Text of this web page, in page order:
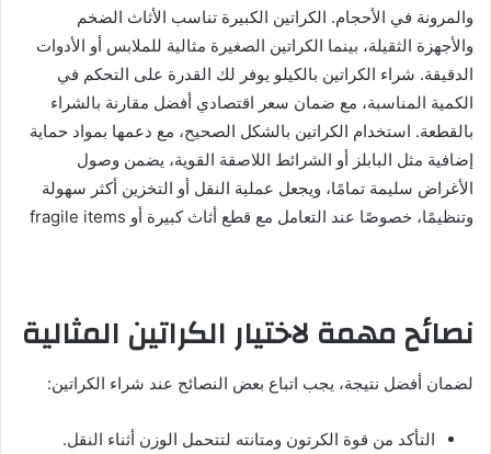
والمرونة في الأحجام. الكراتين الكبيرة تناسب الأثاث الضخم
والأجهزة الثقيلة، بينما الكراتين الصغيرة مثالية للملابس أو الأدوات
الدقيقة. شراء الكراتين بالكيلو يوفر لك القدرة على التحكم في
الكمية المناسبة، مع ضمان سعر اقتصادي أفضل مقارنة بالشراء
بالقطعة. استخدام الكراتين بالشكل الصحيح، مع دعمها بمواد حماية
إضافية مثل البابلز أو الشرائط اللاصقة القوية، يضمن وصول
الأغراض سليمة تمامًا، ويجعل عملية النقل أو التخزين أكثر سهولة
وتنظيمًا، خصوصًا عند التعامل مع قطع أثاث كبيرة أو fragile items
نصائح مهمة لاختيار الكراتين المثالية
لضمان أفضل نتيجة، يجب اتباع بعض النصائح عند شراء الكراتين:
التأكد من قوة الكرتون ومتانته لتتحمل الوزن أثناء النقل.